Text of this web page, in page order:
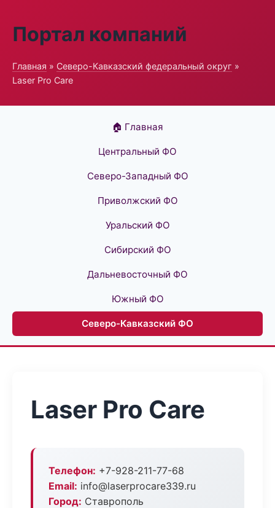
Портал компаний
Главная » Северо-Кавказский федеральный округ »
Laser Pro Care
🏠 Главная
Центральный ФО
Северо-Западный ФО
Приволжский ФО
Уральский ФО
Сибирский ФО
Дальневосточный ФО
Южный ФО
Северо-Кавказский ФО
Laser Pro Care
Телефон: +7-928-211-77-68
Email: info@laserprocare339.ru
Город: Ставрополь